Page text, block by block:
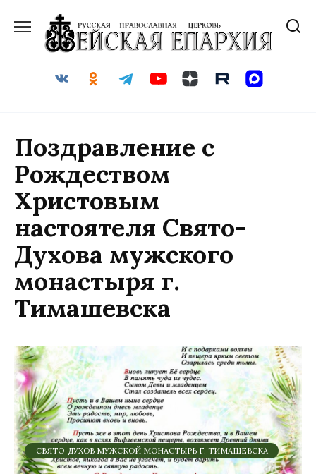
содержанию
Поздравление с
Рождеством
Христовым
настоятеля Свято-
Духова мужского
монастыря г.
Тимашевска
СВЯТО-ДУХОВ МУЖСКОЙ МОНАСТЫРЬ Г. ТИМАШЕВСКА